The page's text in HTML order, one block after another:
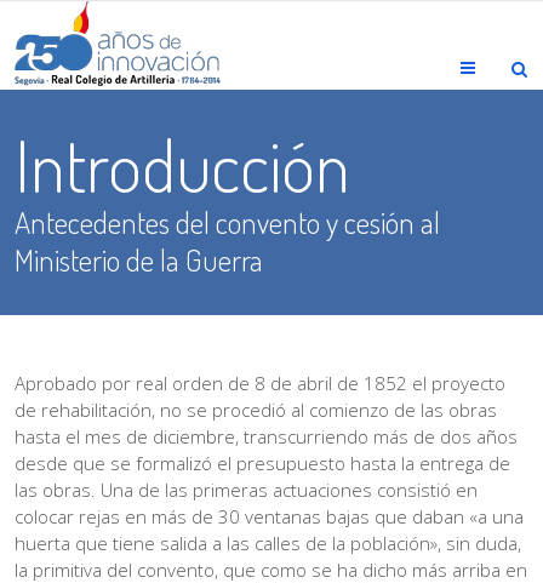
Menu
Introducción
Antecedentes del convento y cesión al
Ministerio de la Guerra
Aprobado por real orden de 8 de abril de 1852 el proyecto
de rehabilitación, no se procedió al comienzo de las obras
hasta el mes de diciembre, transcurriendo más de dos años
desde que se formalizó el presupuesto hasta la entrega de
las obras. Una de las primeras actuaciones consistió en
colocar rejas en más de 30 ventanas bajas que daban «a una
huerta que tiene salida a las calles de la población», sin duda,
la primitiva del convento, que como se ha dicho más arriba en